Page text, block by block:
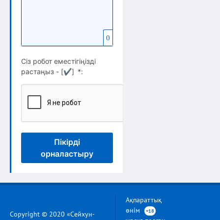
0
Сіз робот еместігіңізді
растаңыз - [✔] *:
Пікірді
орналастыру
Copyright © 2020 «Сейхун-
Ақпараттық
өнім
+18